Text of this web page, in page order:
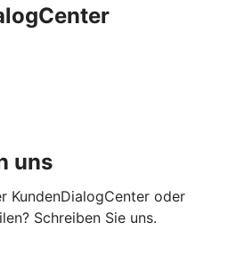
uns
KundenDialogCenter oder
Schreiben Sie uns.